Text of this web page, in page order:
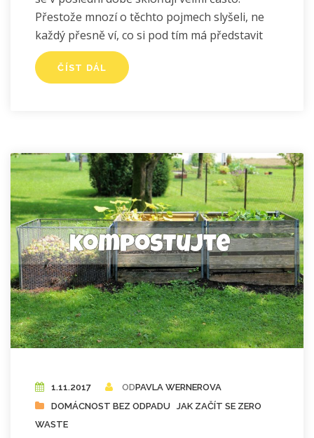
Přestože mnozí o těchto pojmech slyšeli, ne
každý přesně ví, co si pod tím má představit
ČÍST DÁL
1.11.2017 ODPAVLA WERNEROVA
DOMÁCNOST BEZ ODPADU JAK ZAČÍT SE ZERO
WASTE